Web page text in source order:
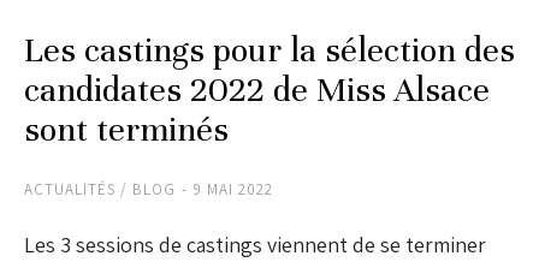
Les castings pour la sélection des
candidates 2022 de Miss Alsace
sont terminés
ACTUALITÉS / BLOG 9 MAI 2022
Les 3 sessions de castings viennent de se terminer